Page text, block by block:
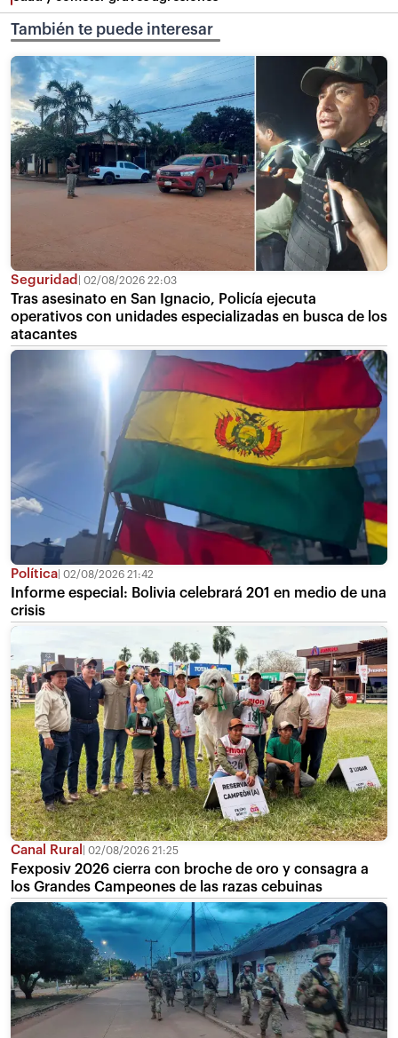
También te puede interesar
Seguridad 02/08/2026 22:03
Tras asesinato en San Ignacio, Policía ejecuta
operativos con unidades especializadas en busca de los
atacantes
Política 02/08/2026 21:42
Informe especial: Bolivia celebrará 201 en medio de una
crisis
Canal Rural 02/08/2026 21:25
Fexposiv 2026 cierra con broche de oro y consagra a
los Grandes Campeones de las razas cebuinas